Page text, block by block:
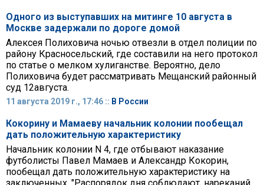
Одного из выступавших на митинге 10 августа в
Москве задержали по дороге домой
Алексея Полиховича ночью отвезли в отдел полиции по
району Красносельский, где составили на него протокол
по статье о мелком хулиганстве. Вероятно, дело
Полиховича будет рассматривать Мещанский районный
суд 12августа.
11 августа 2019 г., 17:46 :: В России
Кокорину и Мамаеву начальник колонии пообещал
дать положительную характеристику
Начальник колонии N 4, где отбывают наказание
футболисты Павел Мамаев и Александр Кокорин,
пообещал дать положительную характеристику на